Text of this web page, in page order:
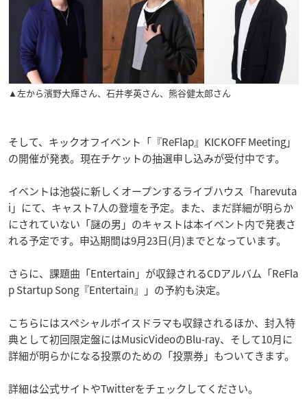
▲左から濱野大輝さん、石井孝英さん、熊谷健太郎さん
そして、キックオフイベント「『ReFlap』KICKOFF Meeting」
の開催が発表。現在チケットの抽選申し込みが受付中です。
イベントは池袋に新しくオープンするライブハウス「harevuta
i」にて、キャスト7人の登壇を予定。また、まだ詳細が明らか
にされていない「謎の男」のキャストは本イベント内で発表さ
れる予定です。申込期間は9月23日(月)までとなっています。
さらに、課題曲「Entertain」が収録されるCDアルバム「ReFla
p Startup Song『Entertain』」の予約も決定。
こちらにはスペシャルボイスドラマも収録されるほか、封入特
典として初回限定盤にはMusicVideoのBlu-ray、そして10月に
詳細が明らかになる投票のための「投票券」もついてきます。
詳細は公式サイトやTwitterをチェックしてください。